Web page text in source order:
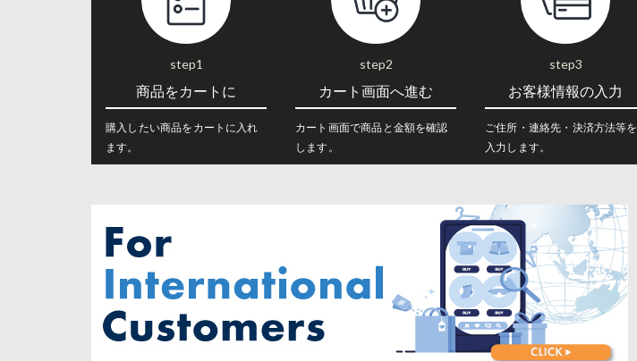
step1
商品をカートに
購入したい商品をカートに入れ
ます。
step2
カート画面へ進む
カート画面で商品と金額を確認
します。
step3
お客様情報の入力
ご住所・連絡先・決済方法等を
入力します。